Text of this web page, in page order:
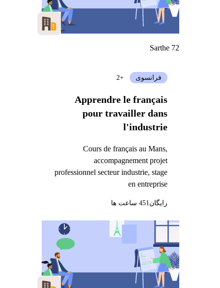
Sarthe 72
Apprendre le français
pour travailler dans
l'industrie
Cours de français au Mans,
accompagnement projet
professionnel secteur industrie, stage
en entreprise
فرانسوی +2
رایگان451 ساعت ها